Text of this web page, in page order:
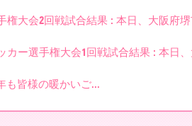
権大会2回戦試合結果 : 本日、大阪府
カー選手権大会1回戦試合結果 : 本日
も皆様の暖かいご...